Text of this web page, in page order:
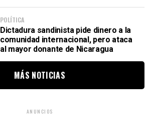
POLÍTICA
Dictadura sandinista pide dinero a la
comunidad internacional, pero ataca
al mayor donante de Nicaragua
MÁS NOTICIAS
ANUNCIOS